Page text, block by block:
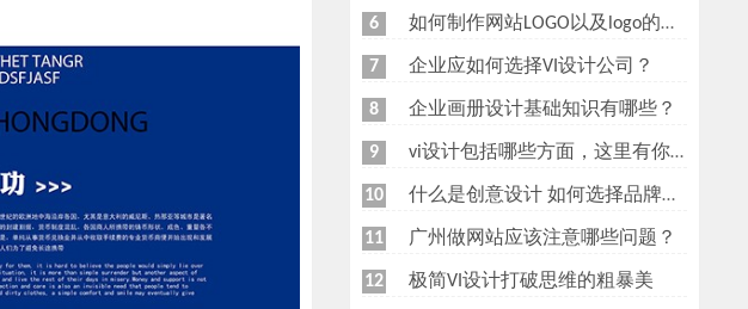
6 如何制作网站LOGO以及logo的重要性
7 企业应如何选择VI设计公司？
8 企业画册设计基础知识有哪些？
9 vi设计包括哪些方面，这里有你想知道的
10 什么是创意设计 如何选择品牌创意设计公司
11 广州做网站应该注意哪些问题？
12 极简VI设计打破思维的粗暴美